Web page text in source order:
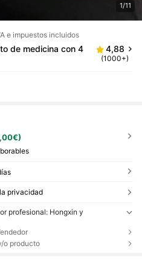
1/11
e impuestos incluidos
de medicina con 4
4,88
(1000+)
privacidad
profesional: Hongxin y
o producto